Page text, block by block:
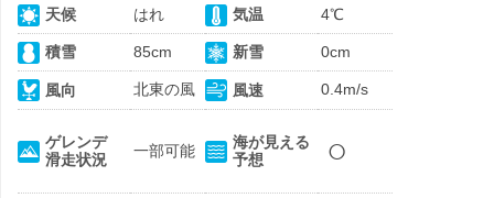
天候 はれ 気温 4℃
積雪 85cm 新雪 0cm
風向 北東の風 風速 0.4m/s
ゲレンデ
滑走状況
一部可能
海が見える
予想
○